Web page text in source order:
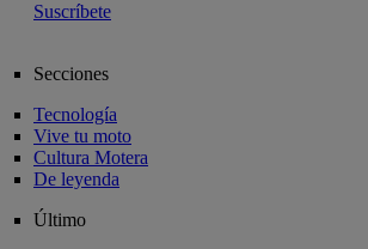
Suscríbete
Secciones
Tecnología
Vive tu moto
Cultura Motera
De leyenda
Último